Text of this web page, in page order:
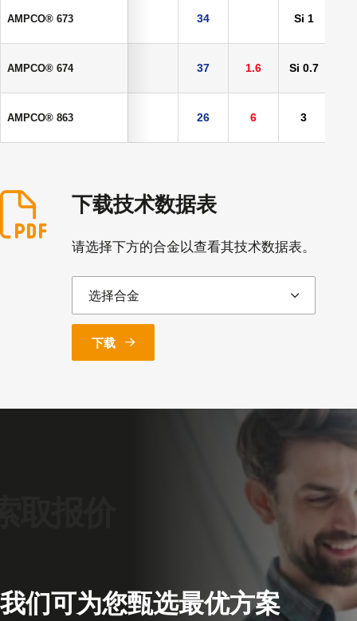
AMPCO® 673 34 Si 1
AMPCO® 674 37 1.6 Si 0.7
AMPCO® 863 26 6 3
下载技术数据表
请选择下方的合金以查看其技术数据表。
下载
我们可为您甄选最优方案